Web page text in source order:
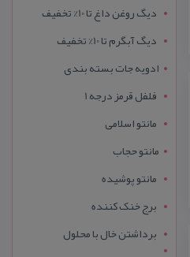
دیگ روغن داغ تا 10% تخفیف
دیگ آبگرم تا 10% تخفیف
ادویه جات بسته بندی
فلفل قرمز درجه 1
مانتو اسلامی
مانتو حجاب
مانتو پوشیده
برج خنک کننده
برداشتن خال با محلول